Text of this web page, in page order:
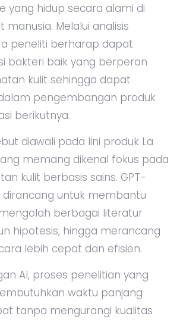
yang hidup secara alami di
manusia. Melalui analisis
peneliti berharap dapat
bakteri baik yang berperan
kulit sehingga dapat
pengembangan produk
berikutnya.
diawali pada lini produk La
memang dikenal fokus pada
kulit berbasis sains. GPT-
dirancang untuk membantu
berbagai literatur
hipotesis, hingga merancang
lebih cepat dan efisien.
AI, proses penelitian yang
waktu panjang
tanpa mengurangi kualitas